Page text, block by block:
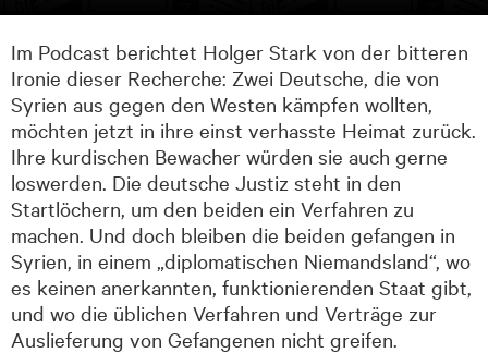
Im Podcast berichtet Holger Stark von der bitteren
Ironie dieser Recherche: Zwei Deutsche, die von
Syrien aus gegen den Westen kämpfen wollten,
möchten jetzt in ihre einst verhasste Heimat zurück.
Ihre kurdischen Bewacher würden sie auch gerne
loswerden. Die deutsche Justiz steht in den
Startlöchern, um den beiden ein Verfahren zu
machen. Und doch bleiben die beiden gefangen in
Syrien, in einem „diplomatischen Niemandsland“, wo
es keinen anerkannten, funktionierenden Staat gibt,
und wo die üblichen Verfahren und Verträge zur
Auslieferung von Gefangenen nicht greifen.